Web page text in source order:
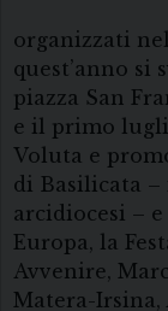
organizzati
quest’anno si
piazza San
e il primo
Voluta e
di Basilicata
arcidiocesi – e
Europa, la
Avvenire,
Matera-Irsina,